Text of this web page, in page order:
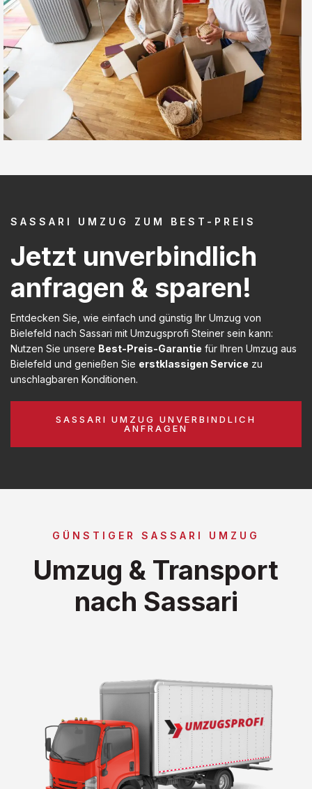
SASSARI UMZUG ZUM BEST-PREIS
Jetzt unverbindlich
anfragen & sparen!
Entdecken Sie, wie einfach und günstig Ihr Umzug von
Bielefeld nach Sassari mit Umzugsprofi Steiner sein kann:
Nutzen Sie unsere Best-Preis-Garantie für Ihren Umzug aus
Bielefeld und genießen Sie erstklassigen Service zu
unschlagbaren Konditionen.
SASSARI UMZUG UNVERBINDLICH
ANFRAGEN
GÜNSTIGER SASSARI UMZUG
Umzug & Transport
nach Sassari